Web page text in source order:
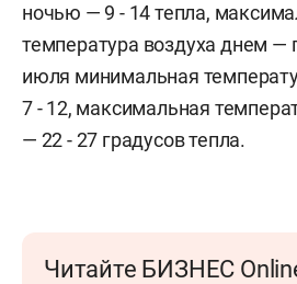
ночью — 9 - 14 тепла,
температура воздуха днем —
июля минимальная
7 - 12, максимальная
— 22 - 27 градусов тепла.
Читайте БИЗНЕС